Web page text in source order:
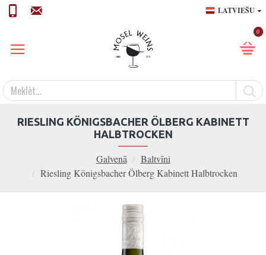
LATVIEŠU
0
Galvenā
Baltvīni
Riesling Königsbacher Ölberg Kabinett Halbtrocken
RIESLING KÖNIGSBACHER ÖLBERG KABINETT
HALBTROCKEN